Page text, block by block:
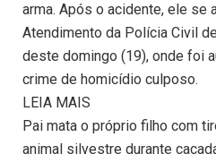
arma. Após o acidente, ele se
Atendimento da Polícia Civil
deste domingo (19), onde foi
crime de homicídio culposo.
LEIA MAIS
Pai mata o próprio filho com
animal silvestre durante